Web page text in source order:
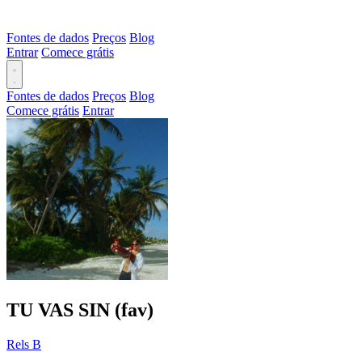
Fontes de dados Preços Blog
Entrar Comece grátis
Fontes de dados Preços Blog
Comece grátis Entrar
TU VAS SIN (fav)
Rels B